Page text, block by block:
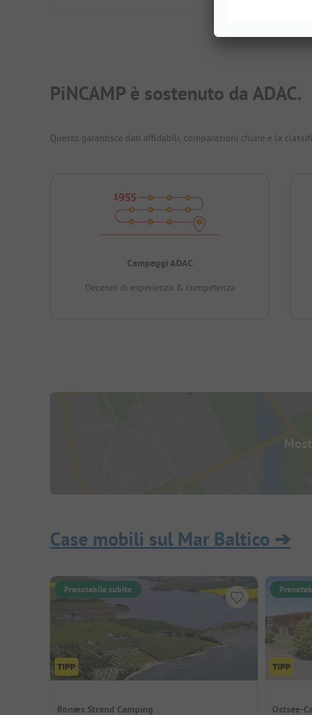
PiNCAMP è sostenuto da ADAC.
Questo garantisce dati affidabili, comparazioni chiare e la
Campeggi ADAC
Decenni di esperienza & competenza
Case mobili sul Mar Baltico ➔
Prenotabile subito
Ronæs Strand Camping Ostsee-